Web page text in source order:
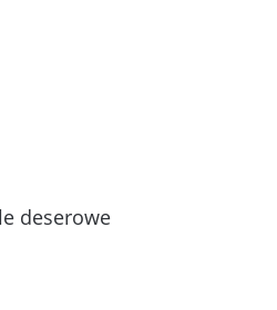
deserowe